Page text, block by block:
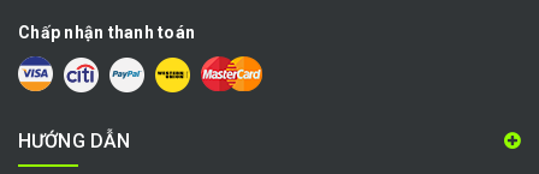
Chấp nhận thanh toán
HƯỚNG DẪN